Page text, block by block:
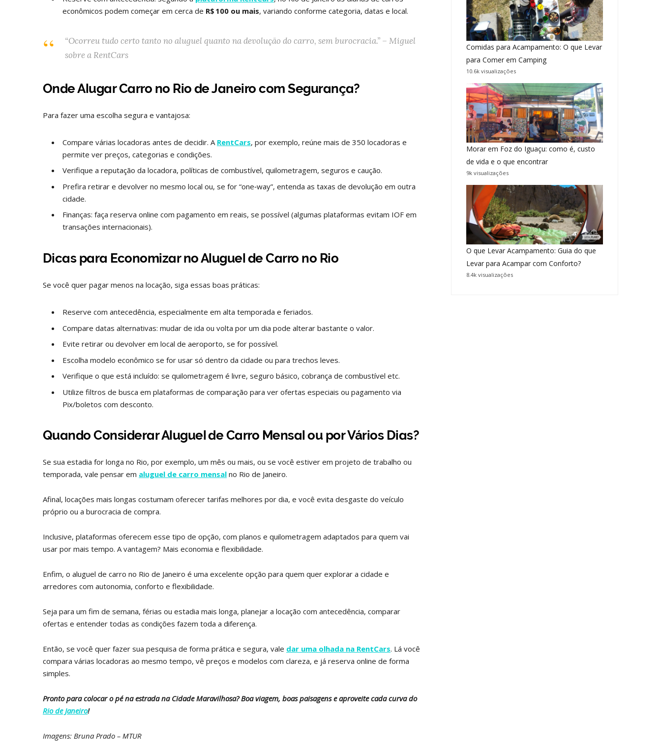
econômicos podem começar em cerca de R$ 100 ou mais, variando conforme categoria, datas e local.
“Ocorreu tudo certo tanto no aluguel quanto na devolução do carro, sem burocracia.” – Miguel
sobre a RentCars
Onde Alugar Carro no Rio de Janeiro com Segurança?
Para fazer uma escolha segura e vantajosa:
Compare várias locadoras antes de decidir. A RentCars, por exemplo, reúne mais de 350 locadoras e
permite ver preços, categorias e condições.
Verifique a reputação da locadora, políticas de combustível, quilometragem, seguros e caução.
Prefira retirar e devolver no mesmo local ou, se for “one‑way”, entenda as taxas de devolução em outra
cidade.
Finanças: faça reserva online com pagamento em reais, se possível (algumas plataformas evitam IOF em
transações internacionais).
Dicas para Economizar no Aluguel de Carro no Rio
Se você quer pagar menos na locação, siga essas boas práticas:
Reserve com antecedência, especialmente em alta temporada e feriados.
Compare datas alternativas: mudar de ida ou volta por um dia pode alterar bastante o valor.
Evite retirar ou devolver em local de aeroporto, se for possível.
Escolha modelo econômico se for usar só dentro da cidade ou para trechos leves.
Verifique o que está incluído: se quilometragem é livre, seguro básico, cobrança de combustível etc.
Utilize filtros de busca em plataformas de comparação para ver ofertas especiais ou pagamento via
Pix/boletos com desconto.
Quando Considerar Aluguel de Carro Mensal ou por Vários Dias?
Se sua estadia for longa no Rio, por exemplo, um mês ou mais, ou se você estiver em projeto de trabalho ou
temporada, vale pensar em aluguel de carro mensal no Rio de Janeiro.
Afinal, locações mais longas costumam oferecer tarifas melhores por dia, e você evita desgaste do veículo
próprio ou a burocracia de compra.
Inclusive, plataformas oferecem esse tipo de opção, com planos e quilometragem adaptados para quem vai
usar por mais tempo. A vantagem? Mais economia e flexibilidade.
Enfim, o aluguel de carro no Rio de Janeiro é uma excelente opção para quem quer explorar a cidade e
arredores com autonomia, conforto e flexibilidade.
Seja para um fim de semana, férias ou estadia mais longa, planejar a locação com antecedência, comparar
ofertas e entender todas as condições fazem toda a diferença.
Então, se você quer fazer sua pesquisa de forma prática e segura, vale dar uma olhada na RentCars. Lá você
compara várias locadoras ao mesmo tempo, vê preços e modelos com clareza, e já reserva online de forma
simples.
Pronto para colocar o pé na estrada na Cidade Maravilhosa? Boa viagem, boas paisagens e aproveite cada curva do
Rio de Janeiro!
Imagens: Bruna Prado – MTUR
Comidas para Acampamento: O que Levar
para Comer em Camping
10.6k visualizações
Morar em Foz do Iguaçu: como é, custo
de vida e o que encontrar
9k visualizações
O que Levar Acampamento: Guia do que
Levar para Acampar com Conforto?
8.4k visualizações